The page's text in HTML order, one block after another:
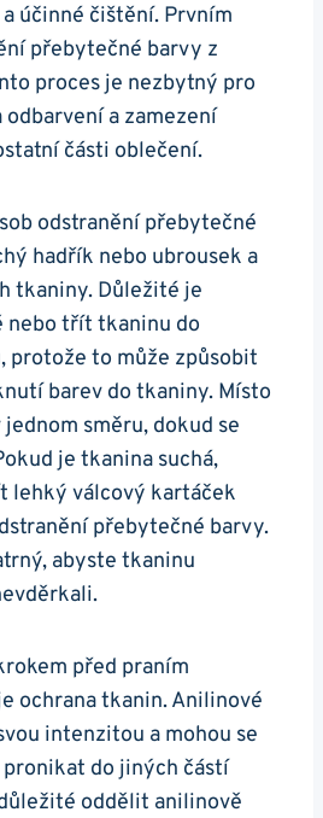
účinné čištění. Prvním
přebytečné barvy z
proces je nezbytný pro
a zamezení
části oblečení.
odstranění přebytečné
hadřík nebo ubrousek a
tkaniny. Důležité je
třít tkaninu do
protože to může způsobit
barev do tkaniny. Místo
směru, dokud se
je tkanina suchá,
lehký válcový kartáček
přebytečné barvy.
abyste tkaninu
před praním
ochrana tkanin. Anilinové
intenzitou a mohou se
do jiných částí
oddělit anilinově